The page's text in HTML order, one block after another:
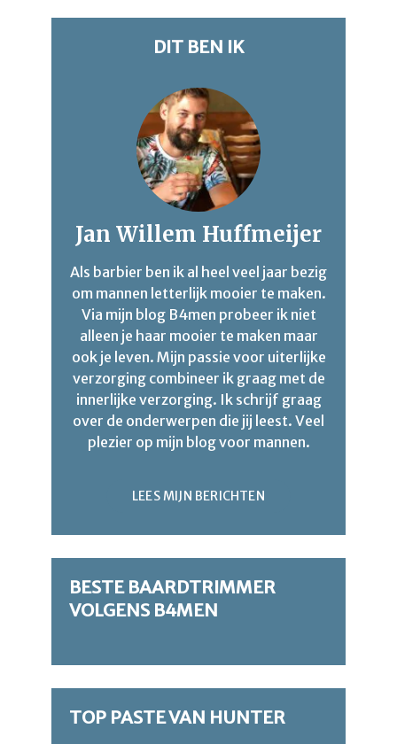
DIT BEN IK
Jan Willem Huffmeijer
Als barbier ben ik al heel veel jaar bezig
om mannen letterlijk mooier te maken.
Via mijn blog B4men probeer ik niet
alleen je haar mooier te maken maar
ook je leven. Mijn passie voor uiterlijke
verzorging combineer ik graag met de
innerlijke verzorging. Ik schrijf graag
over de onderwerpen die jij leest. Veel
plezier op mijn blog voor mannen.
LEES MIJN BERICHTEN
BESTE BAARDTRIMMER
VOLGENS B4MEN
TOP PASTE VAN HUNTER